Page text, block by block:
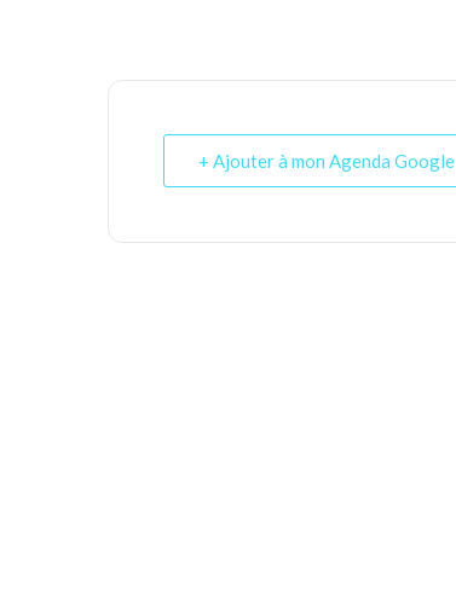
+ Ajouter à mon Agenda Google